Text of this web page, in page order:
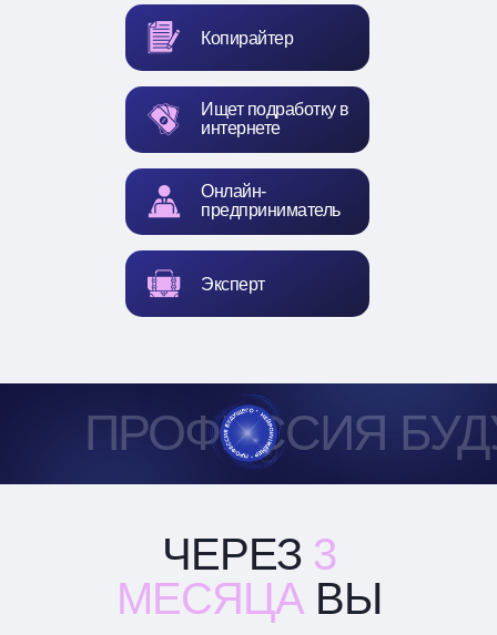
Копирайтер
Ищет подработку в
интернете
Онлайн-
предприниматель
Эксперт
ПРОФЕССИЯ
ЧЕРЕЗ 3
МЕСЯЦАВЫ